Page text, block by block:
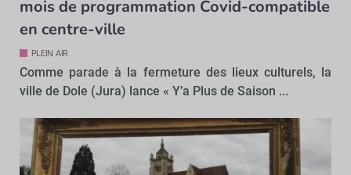
mois de programmation Covid-compatible
en centre-ville
PLEIN AIR
Comme parade à la fermeture des lieux culturels, la
ville de Dole (Jura) lance « Y’a Plus de Saison ...